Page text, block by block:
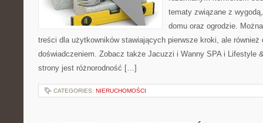
tematy związane z
domu oraz ogrodzie.
treści dla użytkowników stawiających pierwsze kroki, ale
doświadczeniem. Zobacz także Jacuzzi i Wanny SPA i Lifestyle
strony jest różnorodność […]
CATEGORIES: NIERUCHOMOŚCI